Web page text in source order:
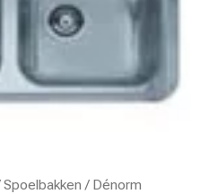
Spoelbakken / Dénorm